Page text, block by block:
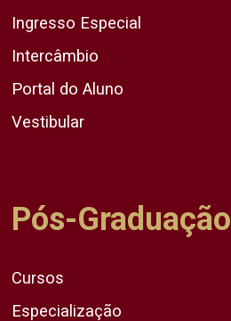
Ingresso Especial
Intercâmbio
Portal do Aluno
Vestibular
Pós-Graduação
Cursos
Especialização